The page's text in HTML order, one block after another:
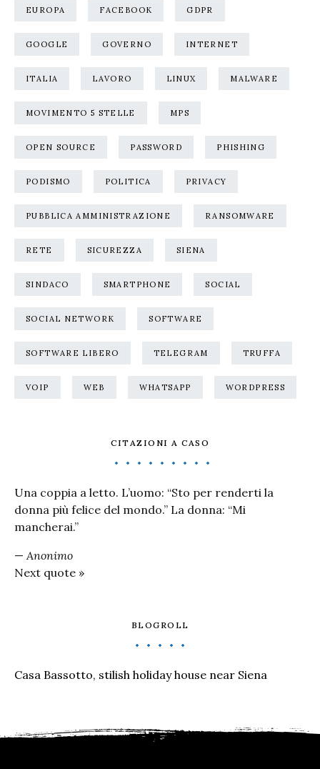
EUROPA FACEBOOK GDPR
GOOGLE GOVERNO INTERNET
ITALIA LAVORO LINUX MALWARE
MOVIMENTO 5 STELLE MPS
OPEN SOURCE PASSWORD PHISHING
PODISMO POLITICA PRIVACY
PUBBLICA AMMINISTRAZIONE RANSOMWARE
RETE SICUREZZA SIENA
SINDACO SMARTPHONE SOCIAL
SOCIAL NETWORK SOFTWARE
SOFTWARE LIBERO TELEGRAM TRUFFA
VOIP WEB WHATSAPP WORDPRESS
CITAZIONI A CASO
Una coppia a letto. L’uomo: “Sto per renderti la
donna più felice del mondo.” La donna: “Mi
mancherai.”
— Anonimo
Next quote »
BLOGROLL
Casa Bassotto, stilish holiday house near Siena